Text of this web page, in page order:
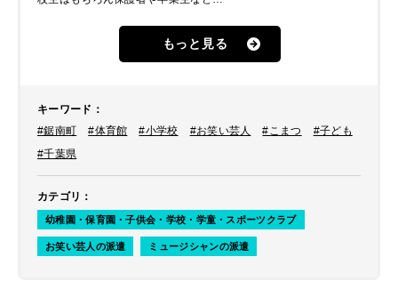
め、子どもから大人まで楽しめる時間
にしたいとのことでした。担当者さん
アニメーションダンス
パントマイム
のロボットのぞみ
を
ご紹介しました。 ここではトップバ
もっと見る
キーワード ：
#鋸南町
#体育館 #小学校 #お笑い芸人 #こまつ
#子ども
#千葉県
カテゴリ ：
幼稚園・保育園・子供会・学校・学童・スポーツクラブ
お笑い芸人の派遣 ミュージシャンの派遣